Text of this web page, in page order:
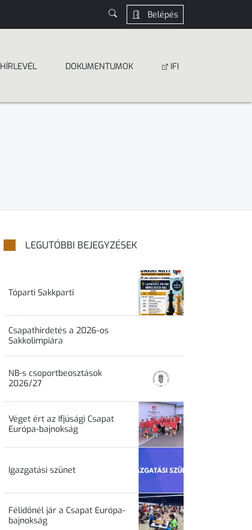
Belépés
HÍRLEVÉL DOKUMEN­­TUMOK IFI
LEGUTÓBBI BEJEGYZÉSEK
Tóparti Sakkparti
Csapathirdetés a 2026-os
Sakkolimpiára
NB-s csoportbeosztások
2026/27
Véget ért az Ifjúsági Csapat
Európa-bajnokság
Igazgatási szünet
Félidőnél jár a Csapat Európa-
bajnokság